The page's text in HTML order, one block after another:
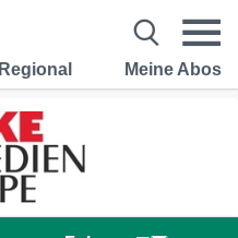
Regional Meine Abos